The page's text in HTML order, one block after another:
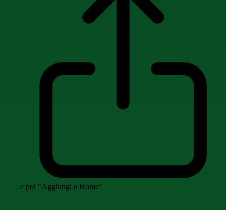
e poi "Aggiungi a Home"